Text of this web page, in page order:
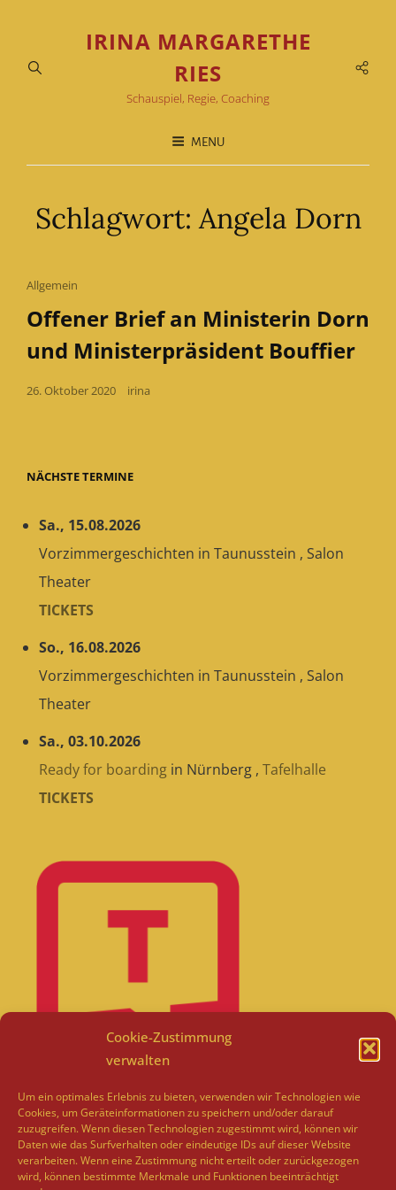
Cookie-Zustimmung
verwalten
Um ein optimales Erlebnis zu bieten, verwenden wir Technologien wie
Cookies, um Geräteinformationen zu speichern und/oder darauf
zuzugreifen. Wenn diesen Technologien zugestimmt wird, können wir
Daten wie das Surfverhalten oder eindeutige IDs auf dieser Website
verarbeiten. Wenn eine Zustimmung nicht erteilt oder zurückgezogen
wird, können bestimmte Merkmale und Funktionen beeinträchtigt
IRINA MARGARETHE
RIES
Schauspiel, Regie, Coaching
MENU
Schlagwort:Angela Dorn
Cat
Links
Allgemein
Offener Brief an Ministerin Dorn
und Ministerpräsident Bouffier
Posted
26. Oktober 2020 irina
NÄCHSTE TERMINE
Sa., 15.08.2026
Vorzimmergeschichten in Taunusstein , Salon
Theater
TICKETS
So., 16.08.2026
Vorzimmergeschichten in Taunusstein , Salon
Theater
Sa., 03.10.2026
Ready for boarding in Nürnberg , Tafelhalle
TICKETS